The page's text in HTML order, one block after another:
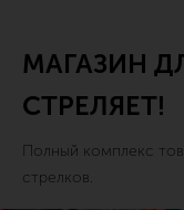
МАГАЗИН
СТРЕЛЯЕТ!
Полный комплекс
стрелков.